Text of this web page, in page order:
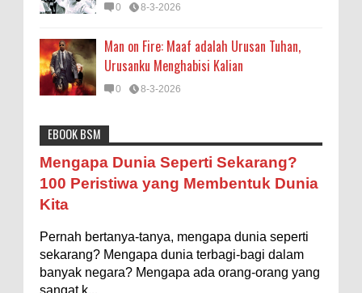
0 8-3-2026
Man on Fire: Maaf adalah Urusan Tuhan,
Urusanku Menghabisi Kalian
0 8-3-2026
Astronomi Biologi Budaya Buku
Bumi
Entertainment
Fakta & Statistik Fauna
Filsafat
Flora
Internasional
Internet Iptek
Istilah Ilmiah
Makanan & Minuman
Misteri Mitologi
Nature
Mengapa Negara Miskin Tidak Mencetak
Uang yang Banyak saja biar Kaya?
Ilustrasi/istimewa Jawaban untuk pertanyaan itu
Ukuran 1 Kaki itu Berapa Meter?
Ilustrasi/ginersnow.com Di Inggris dan Amerika,
EBOOK BSM
Mengapa Dunia Seperti Sekarang?
100 Peristiwa yang Membentuk Dunia
Kita
Pernah bertanya-tanya, mengapa dunia seperti
sekarang? Mengapa dunia terbagi-bagi dalam
banyak negara? Mengapa ada orang-orang yang
sangat k...